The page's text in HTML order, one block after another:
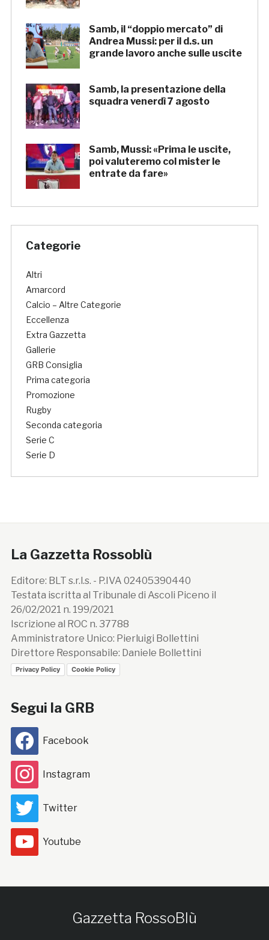
Samb, il “doppio mercato” di
Andrea Mussi: per il d.s. un
grande lavoro anche sulle uscite
Samb, la presentazione della
squadra venerdì 7 agosto
Samb, Mussi: «Prima le uscite,
poi valuteremo col mister le
entrate da fare»
Categorie
Altri
Amarcord
Calcio – Altre Categorie
Eccellenza
Extra Gazzetta
Gallerie
GRB Consiglia
Prima categoria
Promozione
Rugby
Seconda categoria
Serie C
Serie D
La Gazzetta Rossoblù
Editore: BLT s.r.l.s. - P.IVA 02405390440
Testata iscritta al Tribunale di Ascoli Piceno il
26/02/2021 n. 199/2021
Iscrizione al ROC n. 37788
Amministratore Unico: Pierluigi Bollettini
Direttore Responsabile: Daniele Bollettini
Privacy Policy Cookie Policy
Segui la GRB
Facebook
Instagram
Twitter
Youtube
Gazzetta RossoBlù